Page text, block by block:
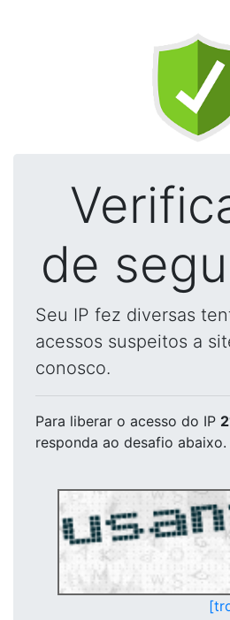
de
Seu IP fez diversas
acessos suspeitos a
conosco.
Para liberar o acesso do IP
responda ao desafio abaixo.